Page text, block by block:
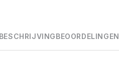
BESCHRIJVINGBEOORDELINGEN